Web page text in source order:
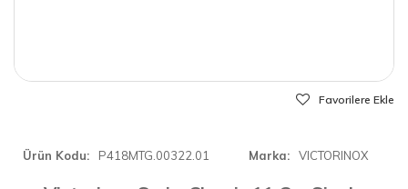
Favorilere Ekle
Ürün Kodu P418MTG.00322.01 Marka VICTORINOX